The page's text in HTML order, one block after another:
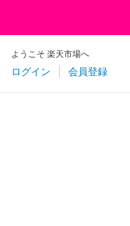
ようこそ 楽天市場へ
ログイン 会員登録